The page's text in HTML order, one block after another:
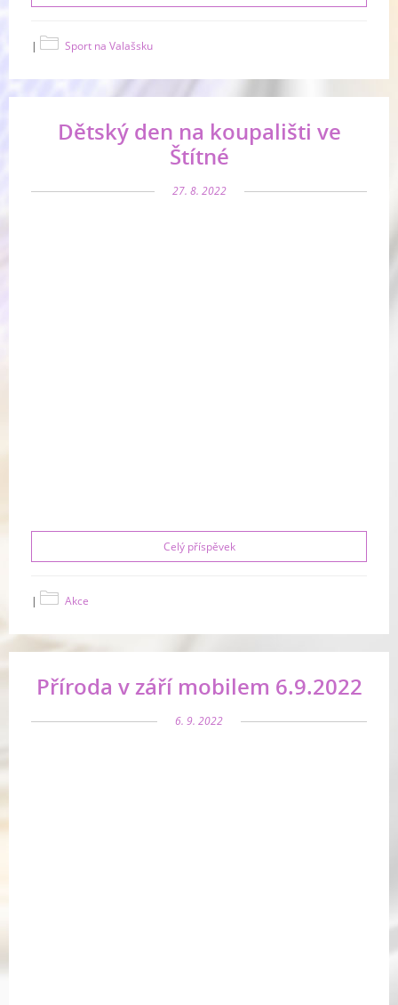
| Sport na Valašsku
Dětský den na koupališti ve
Štítné
27. 8. 2022
Celý příspěvek
| Akce
Příroda v září mobilem 6.9.2022
6. 9. 2022